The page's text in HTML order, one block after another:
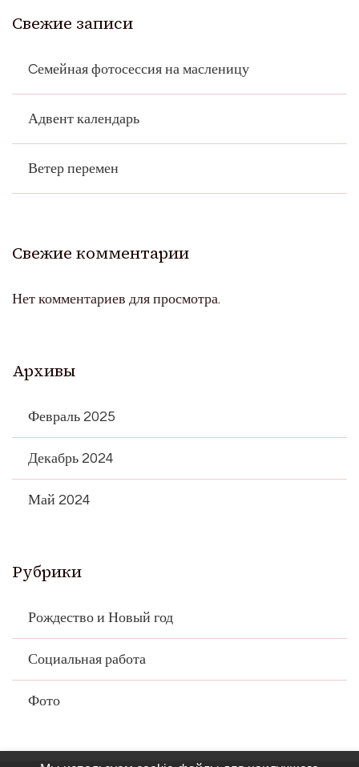
Свежие записи
Cемейная фотосессия на масленицу
Адвент календарь
Ветер перемен
Свежие комментарии
Нет комментариев для просмотра.
Архивы
Февраль 2025
Декабрь 2024
Май 2024
Рубрики
Рождество и Новый год
Социальная работа
Фото